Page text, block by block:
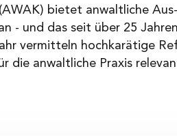
bietet anwaltliche
- und das seit über 25
vermitteln hochkarätige
die anwaltliche Praxis